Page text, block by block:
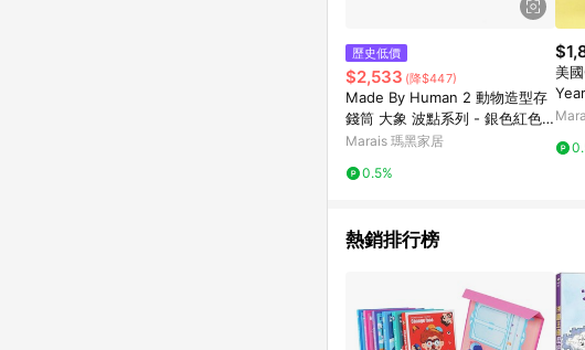
歷史低價
$2,533 (降$447)
Made By Human 2 動物造型存
錢筒 大象 波點系列 - 銀色紅色
波點
Marais 瑪黑家居
0.5%
美
熱銷排行榜